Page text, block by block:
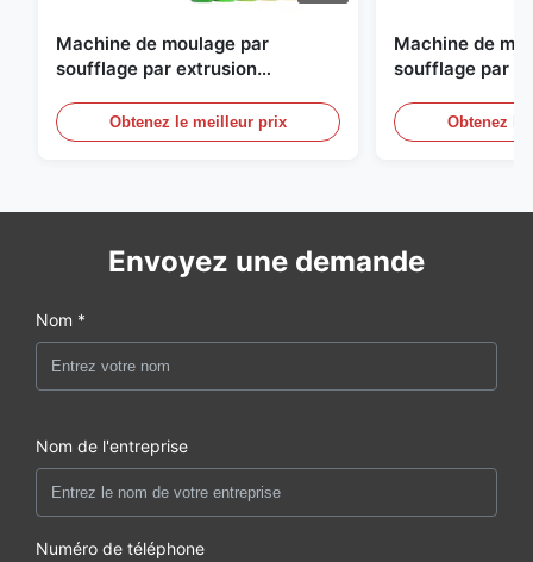
Machine de moulage par
soufflage par extrusion
Obtenez le meilleur prix
Machine de
soufflage par
moulage par
automatique
Obtenez
Envoyez une demande
Nom *
Nom de l'entreprise
Numéro de téléphone